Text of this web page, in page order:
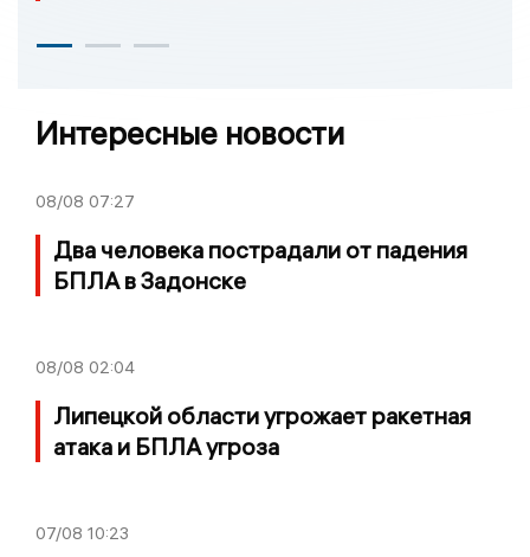
Интересные новости
08/08 07:27
Два человека пострадали от падения
БПЛА в Задонске
08/08 02:04
Липецкой области угрожает ракетная
атака и БПЛА угроза
07/08 10:23